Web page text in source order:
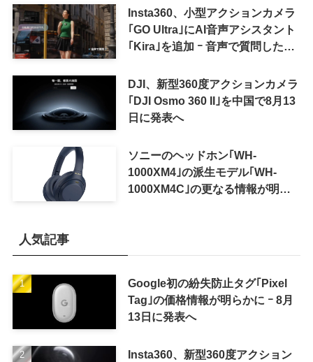
Insta360、小型アクションカメラ
｢GO Ultra｣にAI音声アシスタント
｢Kira｣を追加 ｰ 音声で質問した
可能に
DJI、新型360度アクションカメラ
｢DJI Osmo 360 II｣を中国で8月13
日に発表へ
ソニーのヘッドホン｢WH-
1000XM4｣の派生モデル｢WH-
1000XM4C｣の更なる情報が明ら
人気記事
Google初の紛失防止タグ｢Pixel
Tag｣の価格情報が明らかに ｰ 8月
13日に発表へ
Insta360、新型360度アクション